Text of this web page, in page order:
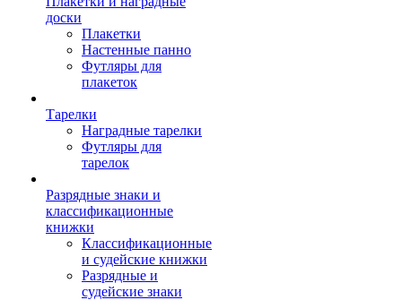
доски
Плакетки
Настенные панно
Футляры для
плакеток
Тарелки
Наградные тарелки
Футляры для
тарелок
Разрядные знаки и
классификационные
книжки
Классификационные
и судейские книжки
Разрядные и
судейские знаки